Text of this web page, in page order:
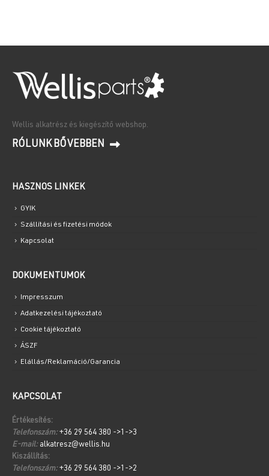
Wellis alkatrész és kiegészítő webshop.
RÓLUNK BŐVEBBEN
HASZNOS LINKEK
GYIK
Szállítási és fizetési módok
Kapcsolat
DOKUMENTUMOK
Impresszum
Adatkezelési tájékoztató
Cookie tájékoztató
ÁSZF
Elállás/Reklamáció/Garancia
KAPCSOLAT
Értékesítés:
Telefonszám: +36 29 564 380 ->1->3
E-mail: alkatresz@wellis.hu
Kiszállítás:
Telefonszám: +36 29 564 380 ->1->2